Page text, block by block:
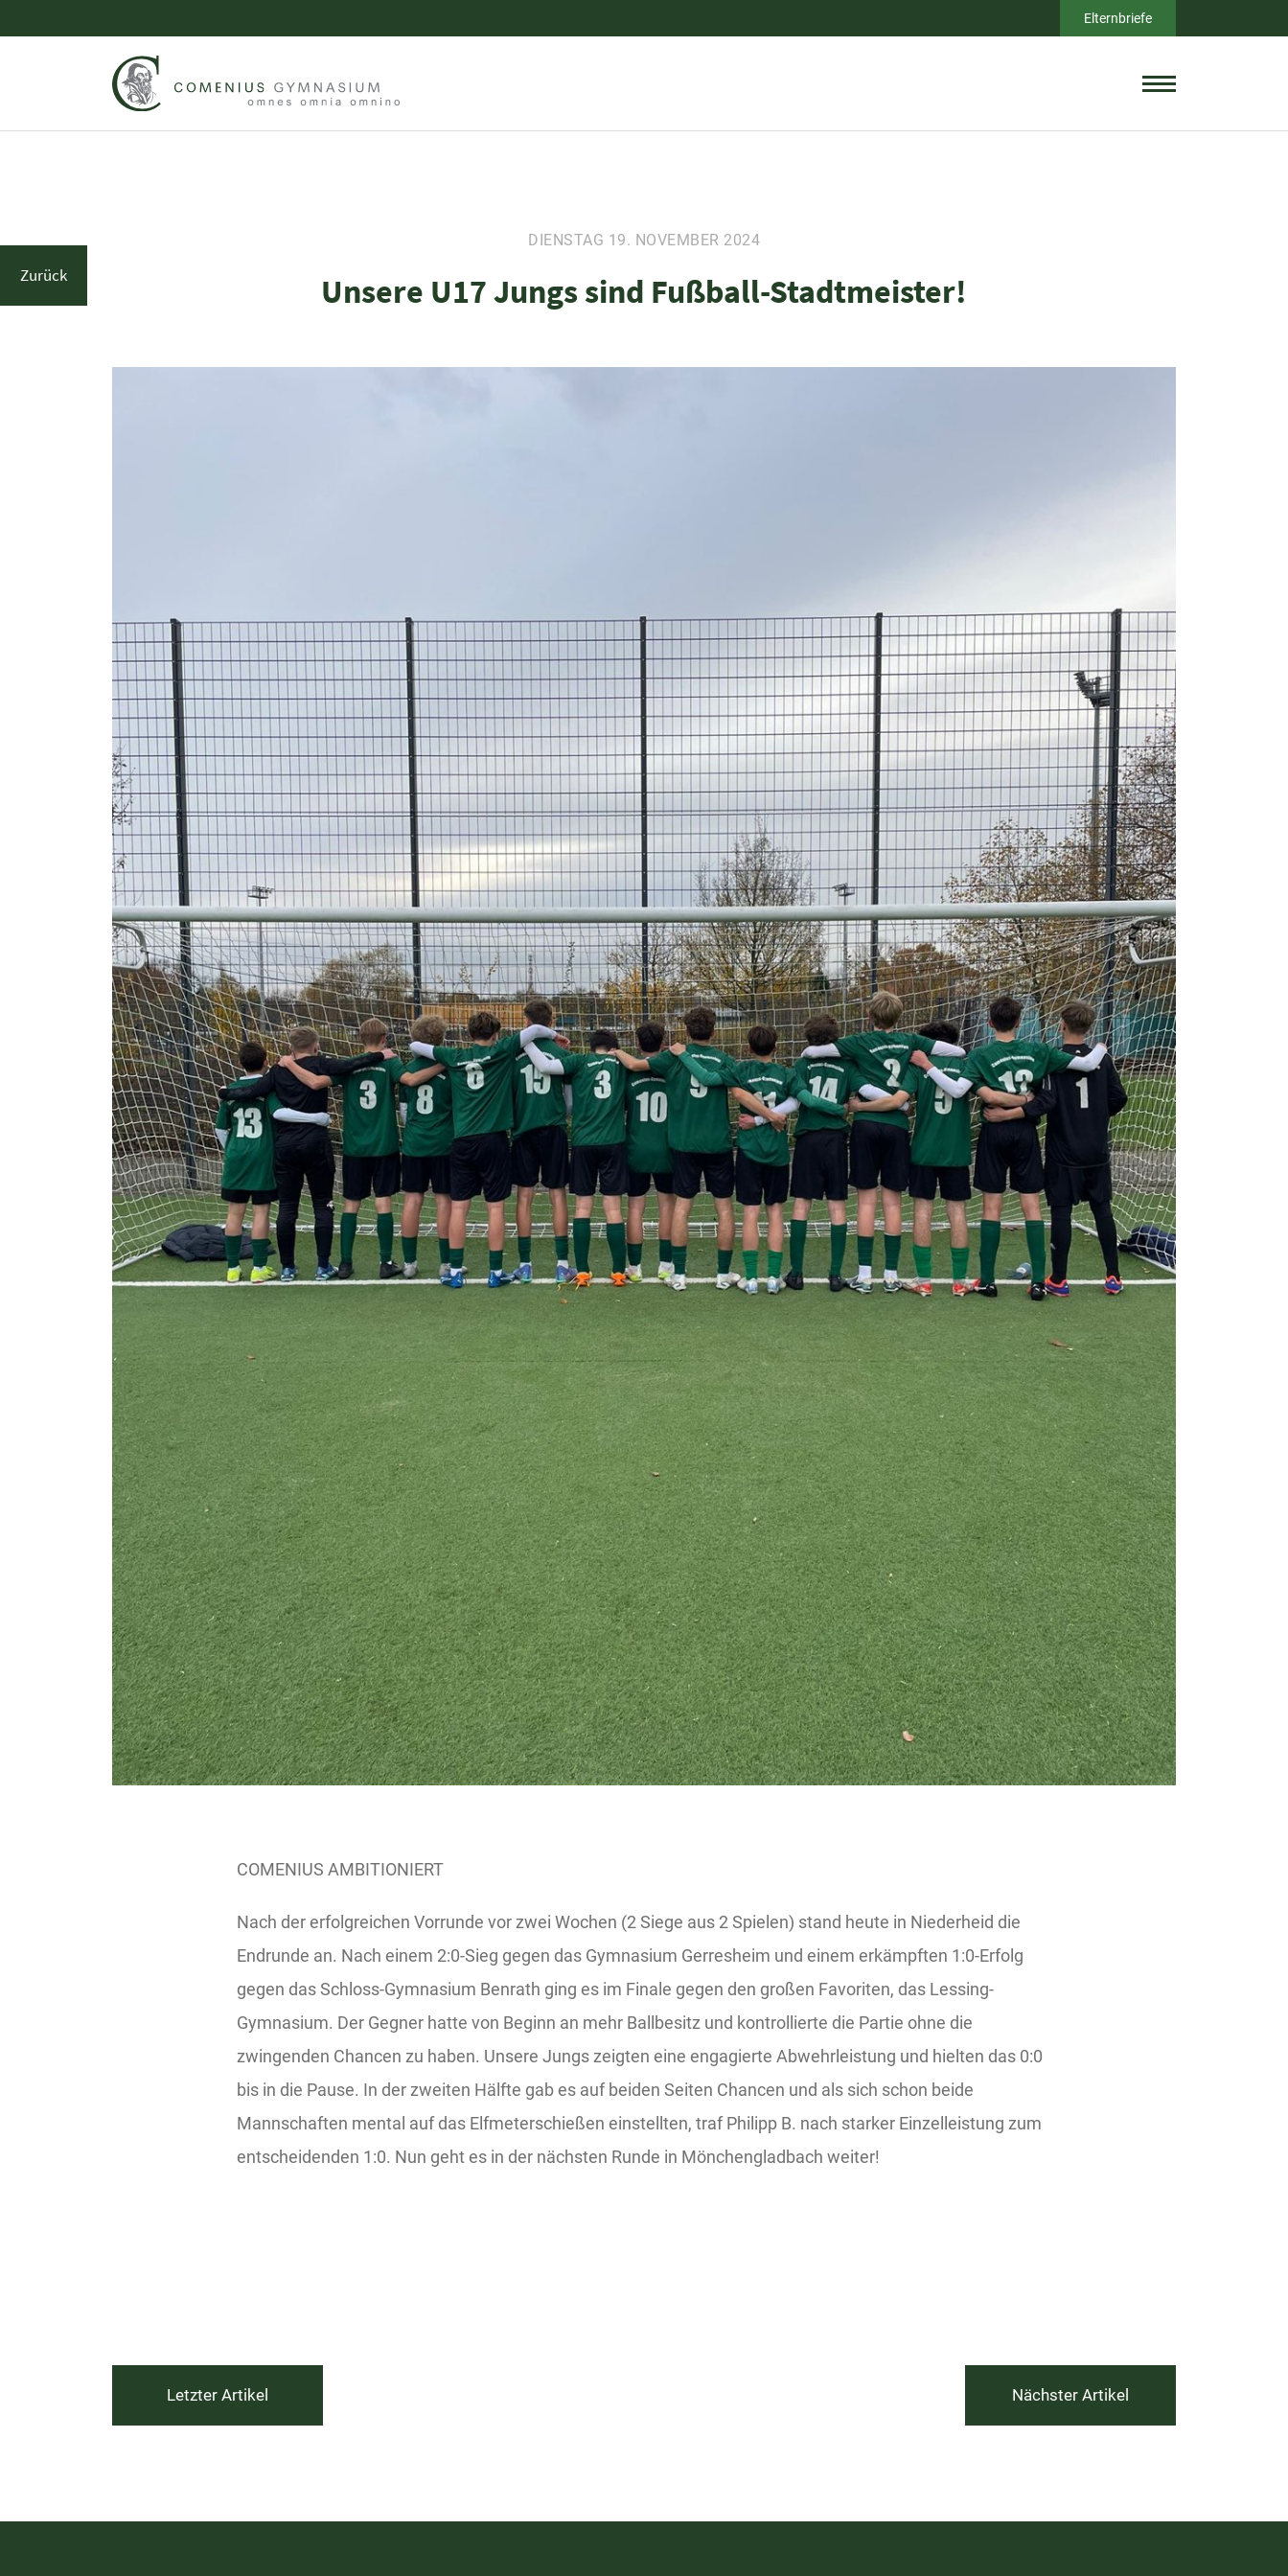
Elternbriefe
Zurück
DIENSTAG 19. NOVEMBER 2024
Unsere U17 Jungs sind Fußball-Stadtmeister!
COMENIUS AMBITIONIERT
Nach der erfolgreichen Vorrunde vor zwei Wochen (2 Siege aus 2 Spielen) stand heute in Niederheid die
Endrunde an. Nach einem 2:0-Sieg gegen das Gymnasium Gerresheim und einem erkämpften 1:0-Erfolg
gegen das Schloss-Gymnasium Benrath ging es im Finale gegen den großen Favoriten, das Lessing-
Gymnasium. Der Gegner hatte von Beginn an mehr Ballbesitz und kontrollierte die Partie ohne die
zwingenden Chancen zu haben. Unsere Jungs zeigten eine engagierte Abwehrleistung und hielten das 0:0
bis in die Pause. In der zweiten Hälfte gab es auf beiden Seiten Chancen und als sich schon beide
Mannschaften mental auf das Elfmeterschießen einstellten, traf Philipp B. nach starker Einzelleistung zum
entscheidenden 1:0. Nun geht es in der nächsten Runde in Mönchengladbach weiter!
Letzter Artikel Nächster Artikel